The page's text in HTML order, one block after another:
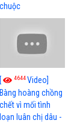
chuộc
[ 4644Video]
Bàng hoàng chồng
chết vì mối tình
loạn luân chị dâu -